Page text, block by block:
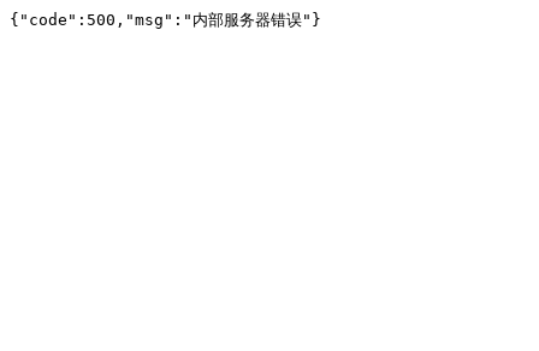
{"code":500,"msg":"内部服务器错误"}